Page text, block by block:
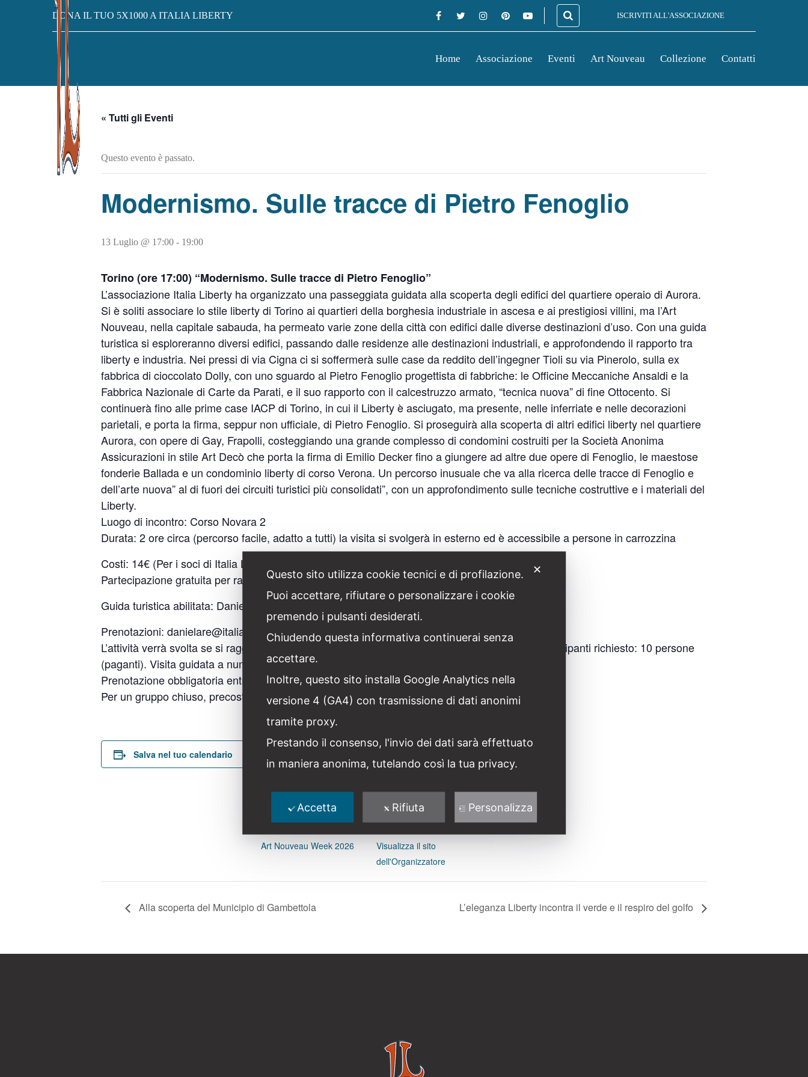
DONA IL TUO 5X1000 A ITALIA LIBERTY ISCRIVITI ALL'ASSOCIAZIONE
Home Associazione Eventi Art Nouveau Collezione Contatti
« Tutti gli Eventi
Questo evento è passato.
Modernismo. Sulle tracce di Pietro Fenoglio
13 Luglio @ 17:00 - 19:00
Torino (ore 17:00) “Modernismo. Sulle tracce di Pietro Fenoglio”
L’associazione Italia Liberty ha organizzato una passeggiata guidata alla scoperta degli edifici del quartiere operaio di Aurora.
Si è soliti associare lo stile liberty di Torino ai quartieri della borghesia industriale in ascesa e ai prestigiosi villini, ma l’Art
Nouveau, nella capitale sabauda, ha permeato varie zone della città con edifici dalle diverse destinazioni d’uso. Con una guida
turistica si esploreranno diversi edifici, passando dalle residenze alle destinazioni industriali, e approfondendo il rapporto tra
liberty e industria. Nei pressi di via Cigna ci si soffermerà sulle case da reddito dell’ingegner Tioli su via Pinerolo, sulla ex
fabbrica di cioccolato Dolly, con uno sguardo al Pietro Fenoglio progettista di fabbriche: le Officine Meccaniche Ansaldi e la
Fabbrica Nazionale di Carte da Parati, e il suo rapporto con il calcestruzzo armato, “tecnica nuova” di fine Ottocento. Si
continuerà fino alle prime case IACP di Torino, in cui il Liberty è asciugato, ma presente, nelle inferriate e nelle decorazioni
parietali, e porta la firma, seppur non ufficiale, di Pietro Fenoglio. Si proseguirà alla scoperta di altri edifici liberty nel quartiere
Aurora, con opere di Gay, Frapolli, costeggiando una grande complesso di condomini costruiti per la Società Anonima
Assicurazioni in stile Art Decò che porta la firma di Emilio Decker fino a giungere ad altre due opere di Fenoglio, le maestose
fonderie Ballada e un condominio liberty di corso Verona. Un percorso inusuale che va alla ricerca delle tracce di Fenoglio e
dell’arte nuova” al di fuori dei circuiti turistici più consolidati”, con un approfondimento sulle tecniche costruttive e i materiali del
Liberty.
Luogo di incontro: Corso Novara 2
Durata: 2 ore circa (percorso facile, adatto a tutti) la visita si svolgerà in esterno ed è accessibile a persone in carrozzina
Costi: 14€ (Per i soci di Italia Liberty e Touring Club Italiano il costo è di 12€)
Partecipazione gratuita per ragazzi/e sotto i 12 anni.
Guida turistica abilitata: Daniela Re.
Prenotazioni: danielare@italialiberty.it| (+39) 3202593653
L’attività verrà svolta se si raggiunge un quorum minimo di partecipanti. Numero minimo di partecipanti richiesto: 10 persone
(paganti). Visita guidata a numero chiuso (massimo 25 persone)
Prenotazione obbligatoria entro e non oltre il giorno giovedì 9 luglio 2026
Per un gruppo chiuso, precostituito il costo del tour complessivo è di 170€
Salva nel tuo calendario
DETTAGLI
Data:
Ora:
17:00 - 19:00
Art Nouveau Week 2026
ORGANIZZATORE
Italia Liberty
+39 3200445798
Email
Visualizza il sito
dell'Organizzatore
Alla scoperta del Municipio di Gambettola L’eleganza Liberty incontra il verde e il respiro del golfo
✕
Questo sito utilizza cookie tecnici e di profilazione.
Puoi accettare, rifiutare o personalizzare i cookie
premendo i pulsanti desiderati.
Chiudendo questa informativa continuerai senza
accettare.
Inoltre, questo sito installa Google Analytics nella
versione 4 (GA4) con trasmissione di dati anonimi
tramite proxy.
Prestando il consenso, l'invio dei dati sarà effettuato
in maniera anonima, tutelando così la tua privacy.
Accetta Rifiuta Personalizza